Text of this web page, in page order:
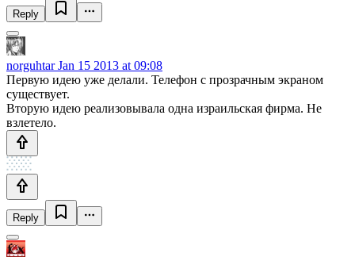
Reply
norguhtarJan 15 2013 at 09:08
Первую идею уже делали. Телефон с прозрачным экраном
существует.
Вторую идею реализовывала одна израильская фирма. Не
взлетело.
Reply